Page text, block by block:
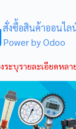
สั่งซื้อสินค้าออนไล
Power by Odoo
ระบุรายละเอียดหล